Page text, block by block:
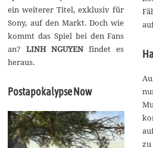
ein weiterer Titel, exklusiv für
Sony, auf den Markt. Doch wie
kommt das Spiel bei den Fans
an? LINH NGUYEN findet es
heraus.
Postapokalypse Now